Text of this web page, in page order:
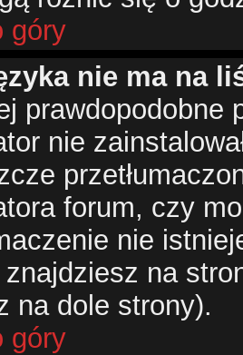
góry
nie ma na
prawdopodobne
nie
forum, czy
nie
na
na dole strony).
góry